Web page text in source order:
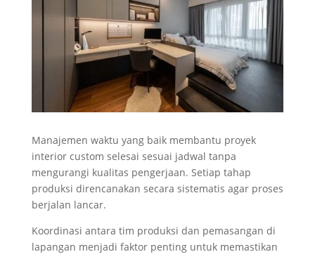
Manajemen waktu yang baik membantu proyek
interior custom selesai sesuai jadwal tanpa
mengurangi kualitas pengerjaan. Setiap tahap
produksi direncanakan secara sistematis agar proses
berjalan lancar.
Koordinasi antara tim produksi dan pemasangan di
lapangan menjadi faktor penting untuk memastikan